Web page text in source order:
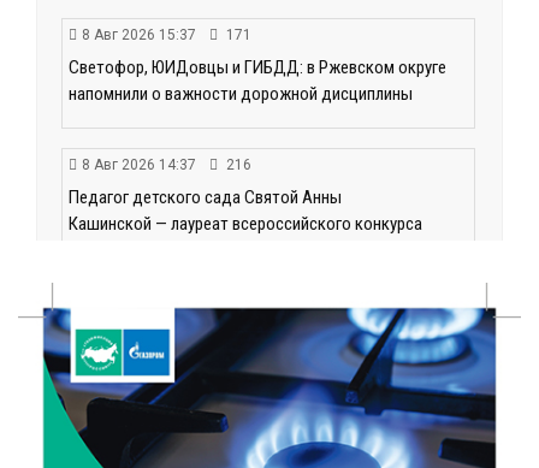
8 Авг 2026 15:37 171
Светофор, ЮИДовцы и ГИБДД: в Ржевском округе
напомнили о важности дорожной дисциплины
8 Авг 2026 14:37 216
Педагог детского сада Святой Анны
Кашинской — лауреат всероссийского конкурса
Тверские экологи сняли на видео медвежий обед
8 Авг 2026 14:14 188
Виталий Королев запустил веловолну на Волге в
Калязине